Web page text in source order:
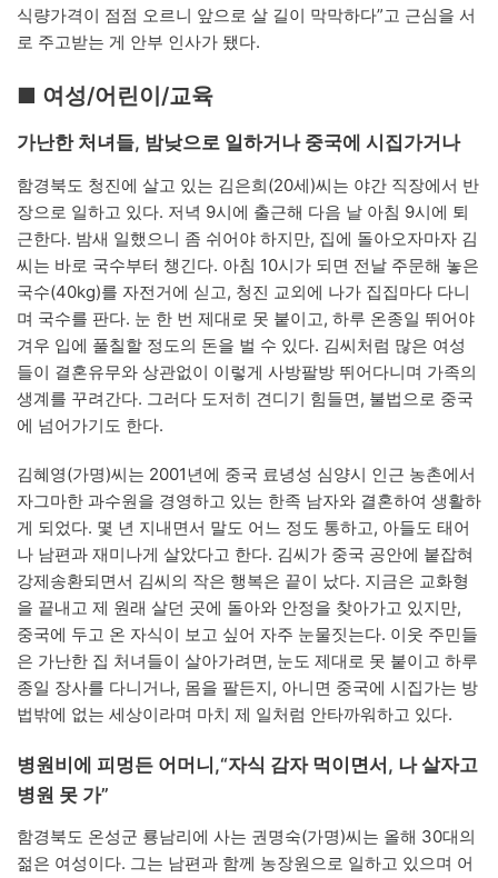
식량가격이 점점 오르니 앞으로 살 길이 막막하다”고 근심을 서
로 주고받는 게 안부 인사가 됐다.
■ 여성/어린이/교육
가난한 처녀들, 밤낮으로 일하거나 중국에 시집가거나
함경북도 청진에 살고 있는 김은희(20세)씨는 야간 직장에서 반
장으로 일하고 있다. 저녁 9시에 출근해 다음 날 아침 9시에 퇴
근한다. 밤새 일했으니 좀 쉬어야 하지만, 집에 돌아오자마자 김
씨는 바로 국수부터 챙긴다. 아침 10시가 되면 전날 주문해 놓은
국수(40kg)를 자전거에 싣고, 청진 교외에 나가 집집마다 다니
며 국수를 판다. 눈 한 번 제대로 못 붙이고, 하루 온종일 뛰어야
겨우 입에 풀칠할 정도의 돈을 벌 수 있다. 김씨처럼 많은 여성
들이 결혼유무와 상관없이 이렇게 사방팔방 뛰어다니며 가족의
생계를 꾸려간다. 그러다 도저히 견디기 힘들면, 불법으로 중국
에 넘어가기도 한다.
김혜영(가명)씨는 2001년에 중국 료녕성 심양시 인근 농촌에서
자그마한 과수원을 경영하고 있는 한족 남자와 결혼하여 생활하
게 되었다. 몇 년 지내면서 말도 어느 정도 통하고, 아들도 태어
나 남편과 재미나게 살았다고 한다. 김씨가 중국 공안에 붙잡혀
강제송환되면서 김씨의 작은 행복은 끝이 났다. 지금은 교화형
을 끝내고 제 원래 살던 곳에 돌아와 안정을 찾아가고 있지만,
중국에 두고 온 자식이 보고 싶어 자주 눈물짓는다. 이웃 주민들
은 가난한 집 처녀들이 살아가려면, 눈도 제대로 못 붙이고 하루
종일 장사를 다니거나, 몸을 팔든지, 아니면 중국에 시집가는 방
법밖에 없는 세상이라며 마치 제 일처럼 안타까워하고 있다.
병원비에 피멍든 어머니,“자식 감자 먹이면서, 나 살자고
병원 못 가”
함경북도 온성군 룡남리에 사는 권명숙(가명)씨는 올해 30대의
젊은 여성이다. 그는 남편과 함께 농장원으로 일하고 있으며 어